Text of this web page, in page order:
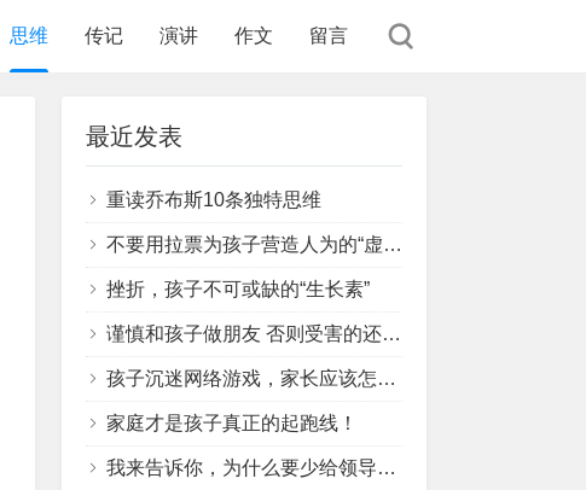
思维 传记 演讲 作文 留言
最近发表
重读乔布斯10条独特思维
不要用拉票为孩子营造人为的“虚假胜利”
挫折，孩子不可或缺的“生长素”
谨慎和孩子做朋友 否则受害的还是孩子
孩子沉迷网络游戏，家长应该怎么办？
家庭才是孩子真正的起跑线！
我来告诉你，为什么要少给领导提建议？